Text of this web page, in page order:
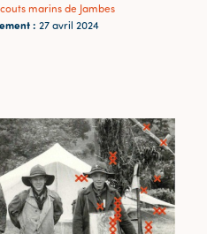
marins de Jambes
: 27 avril 2024